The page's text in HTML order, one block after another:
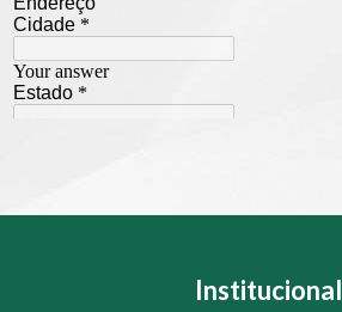
Institucional